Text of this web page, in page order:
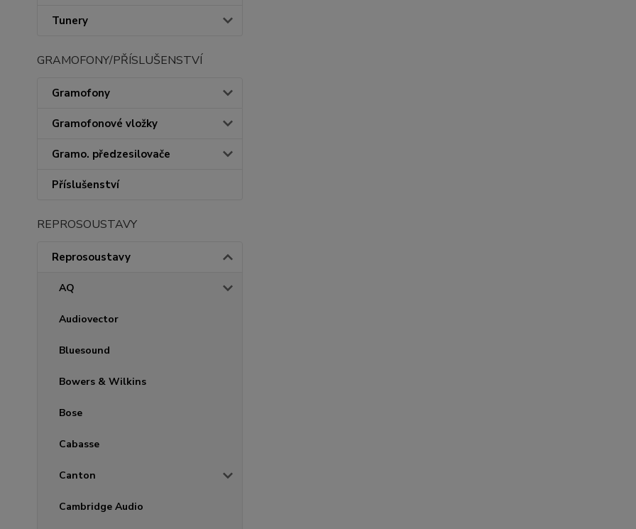
Tunery
GRAMOFONY/PŘÍSLUŠENSTVÍ
Gramofony
Gramofonové vložky
Gramo. předzesilovače
Příslušenství
REPROSOUSTAVY
Reprosoustavy
AQ
Audiovector
Bluesound
Bowers & Wilkins
Bose
Cabasse
Canton
Cambridge Audio